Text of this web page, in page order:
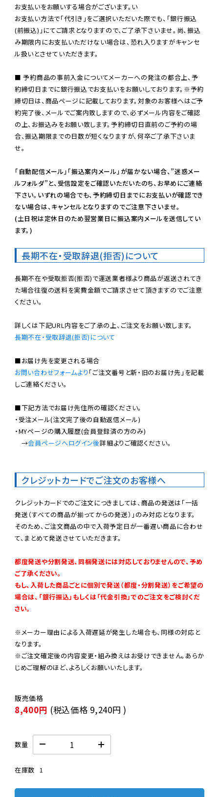
お支払いをお願いする場合がございます。い
お支払い方法で「代引き」をご選択いただいた際でも、「銀行振込
(前振込)」にてご請求となりますので、ご了承下さいませ。尚、振込
み期限内にお支払いただけない場合は、恐れ入りますがキャンセ
ル扱いとさせていただきます。
■ 予約商品の事前入金についてメーカーへの発注の都合上、予
約締切日までに銀行振込でお支払いをお願いしております。※予約
締切日は、商品ページに記載しております。対象のお客様へはご予
約完了後、メールでご案内致しますので、必ずメール内容をご確認
の上、お振込みをお願い致します。予約締切日直前のご予約の場
合、振込期限までの日数が短くなりますが、何卒ご了承下さいま
せ。
「自動配信メール」「振込案内メール」が届かない場合、”迷惑メー
ルフォルダ”と、受信設定をご確認いただいたのち、お早めにご連絡
下さい。いずれの場合でも、予約締切日までにお支払いが確認でき
ない場合は、キャンセルとなりますのでご注意下さいませ。
(土日祝は定休日のため翌営業日に振込案内メールを送信してい
ます。)
長期不在・受取辞退(拒否)について
長期不在や受取拒否(拒否)で運送業者様より商品が返送されてき
た場合往復の送料を実費金額でご請求させて頂きますのでご注意
ください。
長期不在・受取辞退(拒否)について
お問い合わせフォームより 「ご注文番号と新・旧のお届け先」を記載
しご連絡ください。
■下記方法でお届け先住所の確認ください。
・受注メール(注文完了後の自動返信メール)
・MYページの購入履歴(会員登録済の方のみ)
→会員ページへログイン後詳細よりご確認ください。
クレジットカードでご注文のお客様へ
クレジットカードでのご注文につきましては、商品の発送は「一括
発送（すべての商品が揃ってからの発送）」のみ対応となります。
そのため、ご注文商品の中で入荷予定日が一番遅い商品に合わせ
て、まとめて発送させていただきます。
都度発送や分割発送、同梱発送には対応しておりませんので、予め
ご了承ください。
もし、入荷した商品ごとに個別で発送（都度・分割発送）をご希望の
場合は、「銀行振込」もしくは「代金引換」でのご注文をご検討くだ
さい。
※メーカー理由による入荷遅延が発生した場合も、同様の対応と
なります。
※ご注文確定後の内容変更・組み換えはお受けできません。あらか
じめご理解のほど、よろしくお願いいたします。
8,400円 (税込価格 9,240円 )
数量
在庫数 1